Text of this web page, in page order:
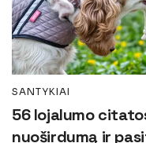
SANTYKIAI
56 lojalumo
nuoširdumą ir